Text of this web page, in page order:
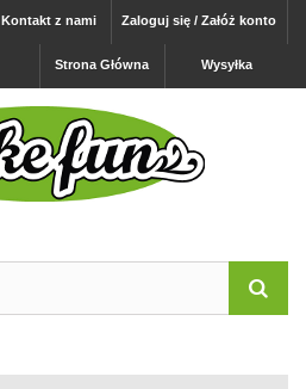
Zaloguj się / Załóż konto
Kontakt z nami
Wysyłka
Strona Główna